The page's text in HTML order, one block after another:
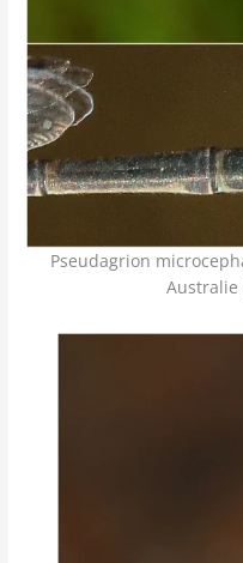
Pseudagrion
Australie